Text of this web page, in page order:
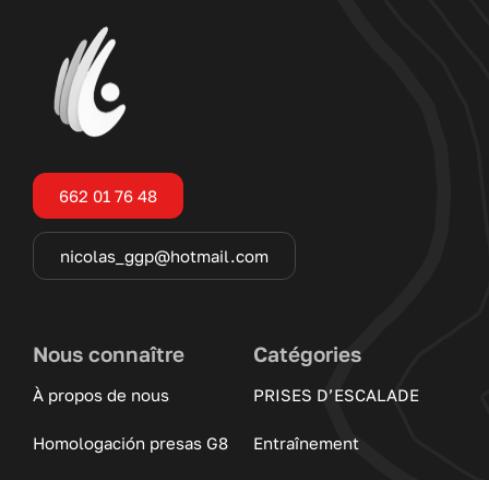
662 01 76 48
nicolas_ggp@hotmail.com
Nous connaître
À propos de nous
Homologación presas G8
Catégories
PRISES D’ESCALADE
Entraînement